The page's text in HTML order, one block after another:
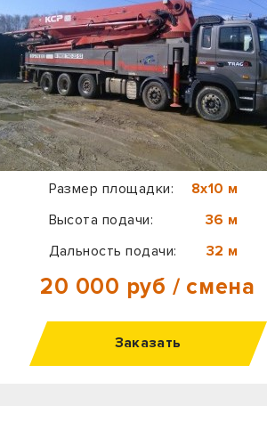
Размер площадки:
8х10 м
Высота подачи:
36 м
Дальность подачи:
32 м
20 000 руб / смена
Заказать